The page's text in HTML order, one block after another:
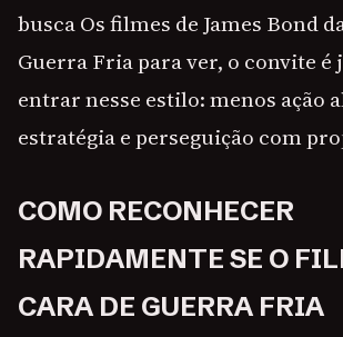
busca Os filmes de James Bond
Guerra Fria para ver, o convite é
entrar nesse estilo: menos ação
estratégia e perseguição com
COMO RECONHECER
RAPIDAMENTE SE O
CARA DE GUERRA FRIA